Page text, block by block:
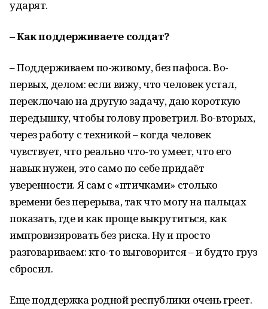
ударят.
– Как поддерживаете солдат?
– Поддерживаем по-живому, без пафоса. Во-
первых, делом: если вижу, что человек устал,
переключаю на другую задачу, даю короткую
передышку, чтобы голову проветрил. Во-вторых,
через работу с техникой – когда человек
чувствует, что реально что-то умеет, что его
навык нужен, это само по себе придаёт
уверенности. Я сам с «птичками» столько
времени без перерыва, так что могу на пальцах
показать, где и как проще выкрутиться, как
импровизировать без риска. Ну и просто
разговариваем: кто-то выговорится – и будто груз
сбросил.
Еще поддержка родной республики очень греет.